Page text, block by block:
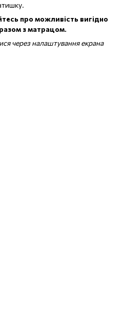
про можливість вигідно
з матрацом.
через налаштування екрана